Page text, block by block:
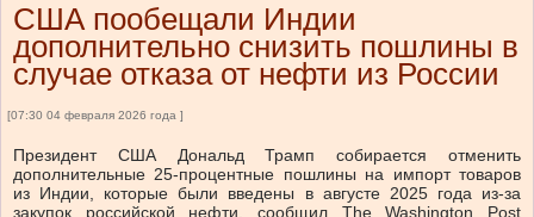
США пообещали Индии
дополнительно снизить пошлины в
случае отказа от нефти из России
[07:30 04 февраля 2026 года ]
Президент США Дональд Трамп собирается отменить
дополнительные 25-процентные пошлины на импорт товаров
из Индии, которые были введены в августе 2025 года из-за
закупок российской нефти, сообщил The Washington Post